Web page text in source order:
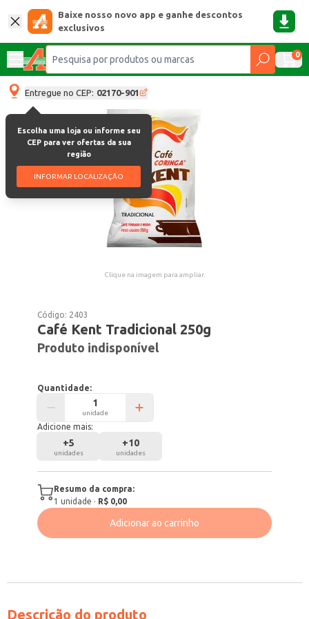
Baixe nosso novo app e ganhe descontos
exclusivos
0
Entregue no CEP: 02170-901
Escolha uma loja ou informe seu
CEP para ver ofertas da sua
região
INFORMAR LOCALIZAÇÃO
Clique na imagem para ampliar.
Código: 2403
Café Kent Tradicional 250g
Produto indisponível
Quantidade:
unidade
Adicione mais:
+5
unidades
+10
unidades
Resumo da compra:
1 unidade · R$ 0,00
Adicionar ao carrinho
Descrição do produto